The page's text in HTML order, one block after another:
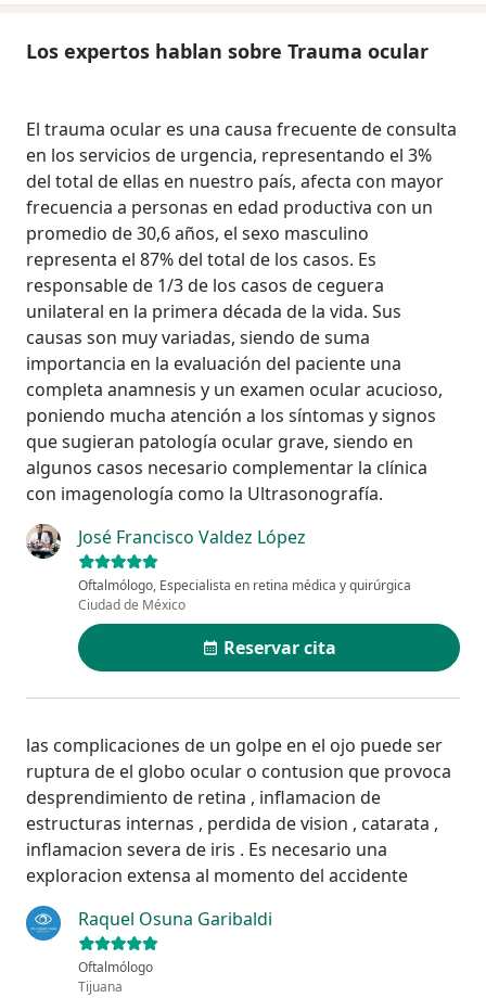
Los expertos hablan sobre Trauma ocular
El trauma ocular es una causa frecuente de consulta
en los servicios de urgencia, representando el 3%
del total de ellas en nuestro país, afecta con mayor
frecuencia a personas en edad productiva con un
promedio de 30,6 años, el sexo masculino
representa el 87% del total de los casos. Es
responsable de 1/3 de los casos de ceguera
unilateral en la primera década de la vida. Sus
causas son muy variadas, siendo de suma
importancia en la evaluación del paciente una
completa anamnesis y un examen ocular acucioso,
poniendo mucha atención a los síntomas y signos
que sugieran patología ocular grave, siendo en
algunos casos necesario complementar la clínica
con imagenología como la Ultrasonografía.
José Francisco Valdez López
Oftalmólogo, Especialista en retina médica y quirúrgica
Ciudad de México
Reservar cita
las complicaciones de un golpe en el ojo puede ser
ruptura de el globo ocular o contusion que provoca
desprendimiento de retina , inflamacion de
estructuras internas , perdida de vision , catarata ,
inflamacion severa de iris . Es necesario una
exploracion extensa al momento del accidente
Raquel Osuna Garibaldi
Oftalmólogo
Tijuana